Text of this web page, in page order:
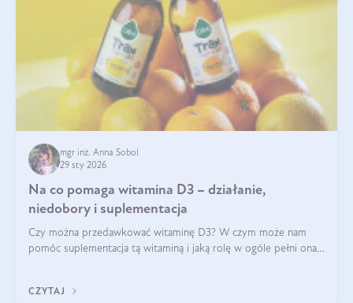
mgr inż. Anna Sobol
29 sty 2026
Na co pomaga witamina D3 – działanie,
niedobory i suplementacja
Czy można przedawkować witaminę D3? W czym może nam
pomóc suplementacja tą witaminą i jaką rolę w ogóle pełni ona
robić?
CZYTAJ